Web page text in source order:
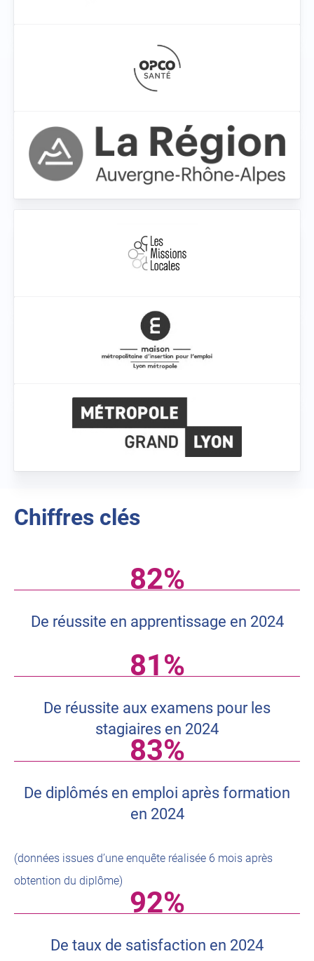
Chiffres clés
82%
De réussite en apprentissage en 2024
81%
De réussite aux examens pour les
stagiaires en 2024
83%
De diplômés en emploi après formation
en 2024
(données issues d’une enquête réalisée 6 mois après
obtention du diplôme)
92%
De taux de satisfaction en 2024